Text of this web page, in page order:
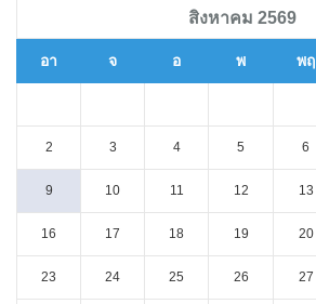
สิงหาคม 2569
อา จ อ พ พฤ
2 3 4 5 6
9 10 11 12 13
16 17 18 19 20
23 24 25 26 27